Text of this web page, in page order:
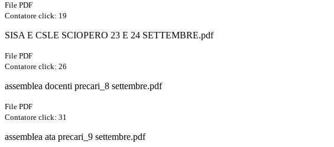
File PDF
Contatore click: 19
SISA E CSLE SCIOPERO 23 E 24 SETTEMBRE.pdf
File PDF
Contatore click: 26
assemblea docenti precari_8 settembre.pdf
File PDF
Contatore click: 31
assemblea ata precari_9 settembre.pdf